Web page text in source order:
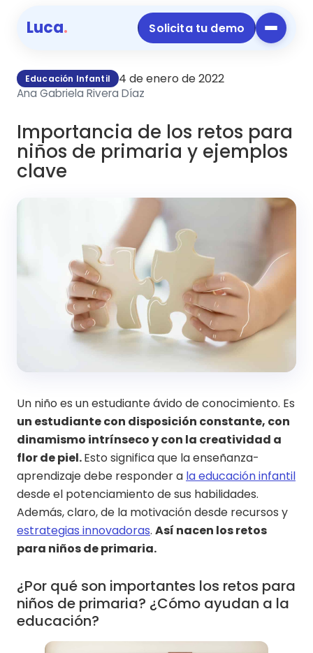
Luca. Solicita tu demo
Educación Infantil 4 de enero de 2022
Ana Gabriela Rivera Díaz
Importancia de los retos para
niños de primaria y ejemplos
clave
Un niño es un estudiante ávido de conocimiento. Es
un estudiante con disposición constante, con
dinamismo intrínseco y con la creatividad a
flor de piel.Esto significa que la enseñanza-
aprendizaje debe responder a la educación infantil
desde el potenciamiento de sus habilidades.
Además, claro, de la motivación desde recursos y
estrategias innovadoras. Así nacen los retos
para niños de primaria.
¿Por qué son importantes los retos para
niños de primaria? ¿Cómo ayudan a la
educación?